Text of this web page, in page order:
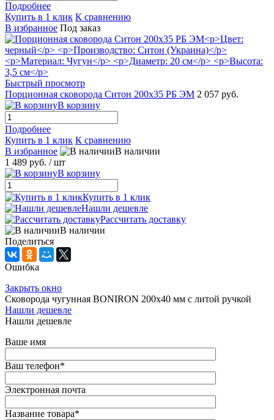
Подробнее
Купить в 1 клик К сравнению
В избранное Под заказ
Быстрый просмотр
Порционная сковорода Ситон 200x35 РБ ЭМ 2 057 руб.
В корзину
Подробнее
Купить в 1 клик К сравнению
В избранное
В наличии
1 489 руб. / шт
В корзину
Купить в 1 клик
Нашли дешевле
Рассчитать доставку
В наличии
Поделиться
Ошибка
Закрыть окно
Сковорода чугунная BONIRON 200х40 мм с литой ручкой
Нашли дешевле
Нашли дешевле
Ваше имя
Ваш телефон*
Электронная почта
Название товара*